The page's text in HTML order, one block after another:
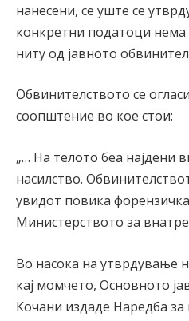
нанесени, се уште се
конкретни податоци нема
ниту од јавното
Обвинителството се
соопштение во кое стои:
„… На телото беа најдени
насилство.
увидот повика
Министерството за
Во насока на утврдување
кај момчето, Основното
Кочани издаде Наредба